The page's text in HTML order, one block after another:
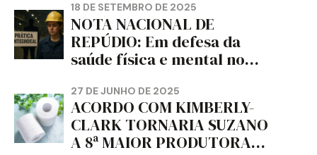
18 DE SETEMBRO DE 2025
NOTA NACIONAL DE
REPÚDIO: Em defesa da
saúde física e mental no
da dignidade sindical.
27 DE JUNHO DE 2025
ACORDO COM KIMBERLY-
CLARK TORNARIA SUZANO
A 8ª MAIOR PRODUTORA